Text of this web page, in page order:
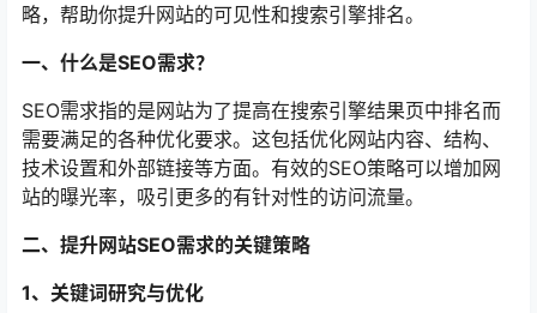
略，帮助你提升网站的可见性和搜索引擎排名。
一、什么是SEO需求？
SEO需求指的是网站为了提高在搜索引擎结果页中排名而
需要满足的各种优化要求。这包括优化网站内容、结构、
技术设置和外部链接等方面。有效的SEO策略可以增加网
站的曝光率，吸引更多的有针对性的访问流量。
二、提升网站SEO需求的关键策略
1、关键词研究与优化